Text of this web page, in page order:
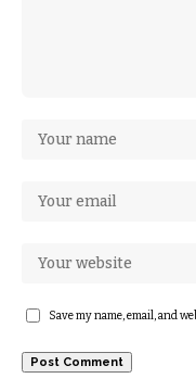
Save my name, email, and